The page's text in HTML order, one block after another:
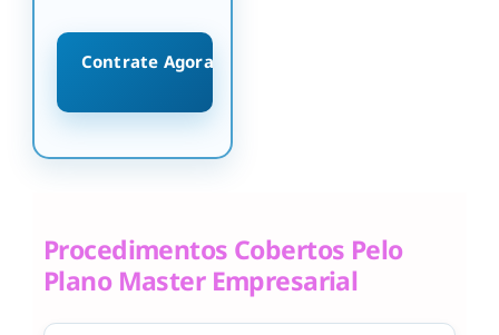
Contrate Agora
Procedimentos Cobertos Pelo
Plano Master Empresarial